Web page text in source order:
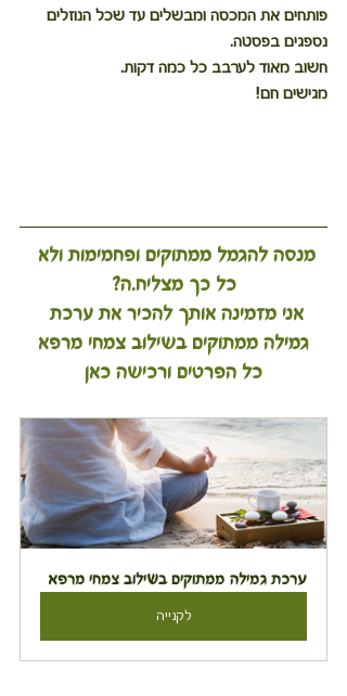
פותחים את המכסה ומבשלים עד שכל הנוזלים
נספגים בפסטה.
חשוב מאוד לערבב כל כמה דקות.
מגישים חם!
מנסה להגמל ממתוקים ופחמימות ולא
כל כך מצליח.ה?
אני מזמינה אותך להכיר את ערכת
גמילה ממתוקים בשילוב צמחי מרפא
כל הפרטים ורכישה כאן
ערכת גמילה ממתוקים בשילוב צמחי מרפא
לקנייה